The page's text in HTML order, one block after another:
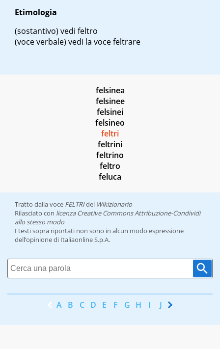
Etimologia
(sostantivo) vedi feltro
(voce verbale) vedi la voce feltrare
felsinea
felsinee
felsinei
felsineo
feltri
feltrini
feltrino
feltro
feluca
Tratto dalla voce FELTRIdel Wikizionario
Rilasciato con licenza Creative Commons Attribuzione-Condividi
allo stesso modo
I testi sopra riportati non sono in alcun modo espressione
dell’opinione di Italiaonline S.p.A.
A B C D E F G H I J K